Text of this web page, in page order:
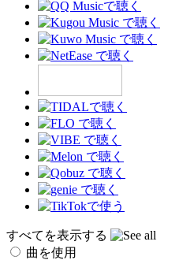
すべてを表示する
曲を使用